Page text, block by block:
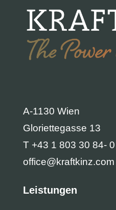
A-1130 Wien
Gloriettegasse 13
T +43 1 803 30 84- 0
office@kraftkinz.com
Leistungen